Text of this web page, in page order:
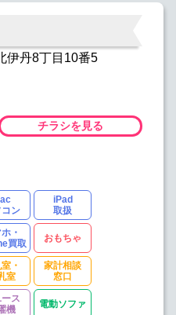
伊丹8丁目10番5
チラシを見る
コン
iPad
取扱
・
買取
おもちゃ
・
室
家計相談
窓口
ース
機
電動ソファ